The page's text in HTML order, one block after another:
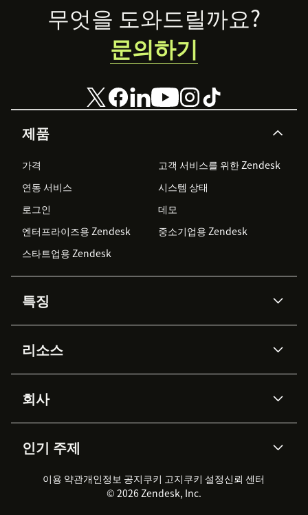
Footer
제품
가격
고객 서비스를 위한 Zendesk
연동 서비스
시스템 상태
로그인
데모
엔터프라이즈용 Zendesk
중소기업용 Zendesk
스타트업용 Zendesk
특징
Zendesk AI
Advanced Data Privacy &
Protection
지식창고
워크포스 관리
실시간 채팅
클라이언트 포털
리소스
API & 개발자
AI 리서치
이벤트 & 웨비나
고객 사례
회사
채용 정보
지속 가능성 보고서
Zendesk Foundation
법적 정보
인기 주제
2026 CX 트렌드
제품 업데이트
고객 서비스 소프트웨어
헬프 데스크 통합 티켓 관리 소
무엇을 도와드릴까요?
문의하기
이용 약관개인정보 공지쿠키 고지쿠키 설정신뢰 센터
© 2026 Zendesk, Inc.